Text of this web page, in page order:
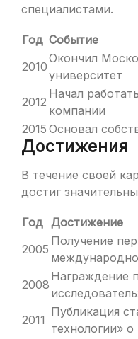
специалистами.
Год Событие
2010
Окончил
университет
2012
Начал
компании
2015 Основал
Достижения
В течение своей
достиг
Год Достижение
2005
Получение
2008
Награждение
2011
Публикация
технологии»